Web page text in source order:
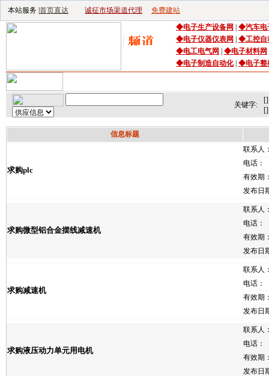
本站服务 | 首页直达 诚征市场渠道代理
免费建站
◆电子生产设备网 ◆汽车电
◆电子仪器仪表网 ◆工控自
◆电工电气网
◆电子材料网
◆电子制造自动化| ◆电子整
关键字:
信息标题
求购plc
联系人
电话：
有效期
发布日
求购微型铝合金摆线减速机
联系人
电话：
有效期
发布日
求购减速机
联系人
电话：
有效期
发布日
求购液压动力单元用电机
联系人
电话：
有效期
发布日